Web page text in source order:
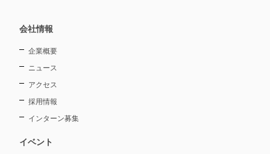
会社情報
企業概要
ニュース
アクセス
採用情報
インターン募集
イベント